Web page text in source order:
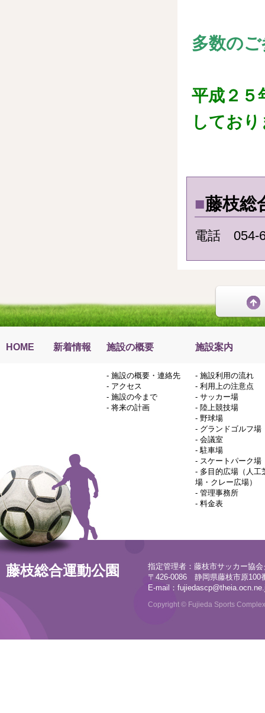
多数の
平成２５
してお
■藤枝総
電話 054-
HOME 新着情報 施設の概要 施設案内
- 施設の概要・連絡先
- アクセス
- 施設の今まで
- 将来の計画
- 施設利用の流れ
- 利用上の注意点
- サッカー場
- 陸上競技場
- 野球場
- グランドゴルフ場
- 会議室
-駐車場
- スケートパーク場
- 多目的広場（人工
場・クレー広場）
- 管理事務所
- 料金表
藤枝総合運動公園
指定管理者：藤枝市サッカー協
〒426-0086 静岡県藤枝市原100
E-mail：
Copyright © Fujieda Sports